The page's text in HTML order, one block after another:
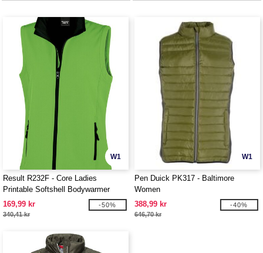
W1
Result R232F - Core Ladies
Printable Softshell Bodywarmer
169,99 kr
340,41 kr
-50%
W1
Pen Duick PK317 - Baltimore
Women
388,99 kr
646,70 kr
-40%